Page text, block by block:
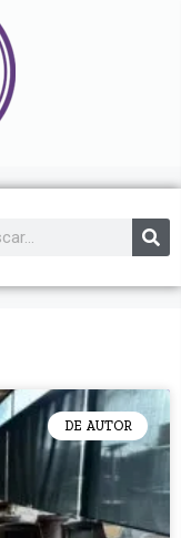
DE AUTOR